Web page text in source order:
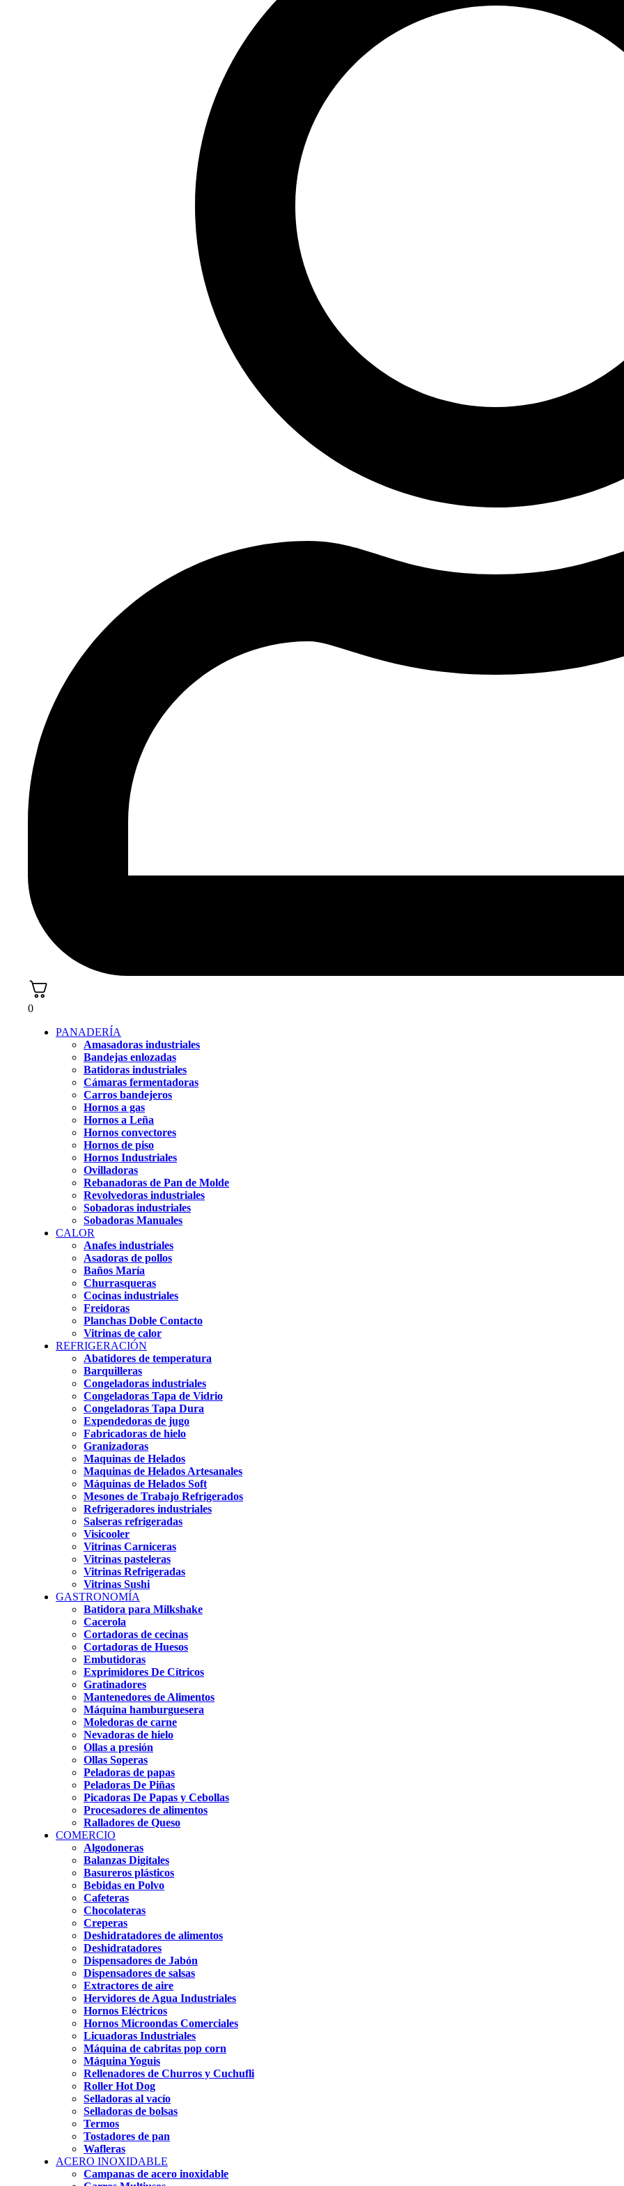
0
PANADERÍA
Amasadoras industriales
Bandejas enlozadas
Batidoras industriales
Cámaras fermentadoras
Carros bandejeros
Hornos a gas
Hornos a Leña
Hornos convectores
Hornos de piso
Hornos Industriales
Ovilladoras
Rebanadoras de Pan de Molde
Revolvedoras industriales
Sobadoras industriales
Sobadoras Manuales
CALOR
Anafes industriales
Asadoras de pollos
Baños María
Churrasqueras
Cocinas industriales
Freidoras
Planchas Doble Contacto
Vitrinas de calor
REFRIGERACIÓN
Abatidores de temperatura
Barquilleras
Congeladoras industriales
Congeladoras Tapa de Vidrio
Congeladoras Tapa Dura
Expendedoras de jugo
Fabricadoras de hielo
Granizadoras
Maquinas de Helados
Maquinas de Helados Artesanales
Máquinas de Helados Soft
Mesones de Trabajo Refrigerados
Refrigeradores industriales
Salseras refrigeradas
Visicooler
Vitrinas Carniceras
Vitrinas pasteleras
Vitrinas Refrigeradas
Vitrinas Sushi
GASTRONOMÍA
Batidora para Milkshake
Cacerola
Cortadoras de cecinas
Cortadoras de Huesos
Embutidoras
Exprimidores De Cítricos
Gratinadores
Mantenedores de Alimentos
Máquina hamburguesera
Moledoras de carne
Nevadoras de hielo
Ollas a presión
Ollas Soperas
Peladoras de papas
Peladoras De Piñas
Picadoras De Papas y Cebollas
Procesadores de alimentos
Ralladores de Queso
COMERCIO
Algodoneras
Balanzas Digitales
Basureros plásticos
Bebidas en Polvo
Cafeteras
Chocolateras
Creperas
Deshidratadores de alimentos
Deshidratadores
Dispensadores de Jabón
Dispensadores de salsas
Extractores de aire
Hervidores de Agua Industriales
Hornos Eléctricos
Hornos Microondas Comerciales
Licuadoras Industriales
Máquina de cabritas pop corn
Máquina Yoguis
Rellenadores de Churros y Cuchufli
Roller Hot Dog
Selladoras al vacío
Selladoras de bolsas
Termos
Tostadores de pan
Wafleras
ACERO INOXIDABLE
Campanas de acero inoxidable